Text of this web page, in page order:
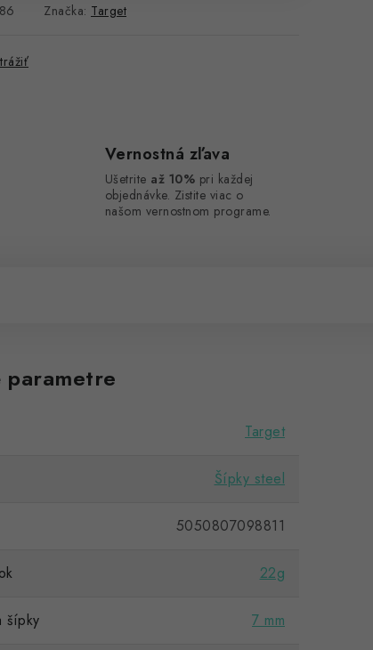
Značka: Target
Vernostná zľava
Ušetrite až 10% pri každej
objednávke. Zistite viac o
našom vernostnom programe.
parametre
Target
Šípky steel
5050807098811
22g
šípky 7 mm